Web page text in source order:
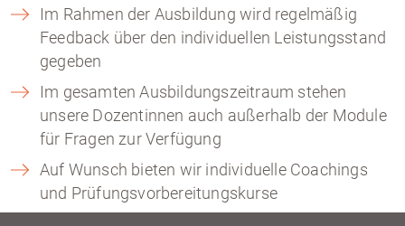
Im Rahmen der Ausbildung wird regelmäßig
Feedback über den individuellen Leistungsstand
gegeben
Im gesamten Ausbildungszeitraum stehen
unsere Dozentinnen auch außerhalb der Module
für Fragen zur Verfügung
Auf Wunsch bieten wir individuelle Coachings
und Prüfungsvorbereitungskurse